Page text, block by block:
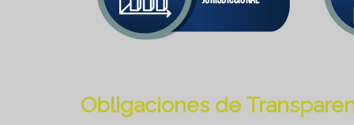
Obligaciones de